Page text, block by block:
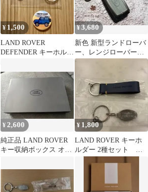
¥ 1,500
LAND ROVER
DEFENDER キーホルダ
¥3,680
新色 新型ランドローバ
ー、レンジローバー、
ディフェンダー、革キ
¥2,600
純正品 LAND ROVER
キー収納ボックス オー
¥ 1,800
LAND ROVER キーホ
ルダー 2種セット 新